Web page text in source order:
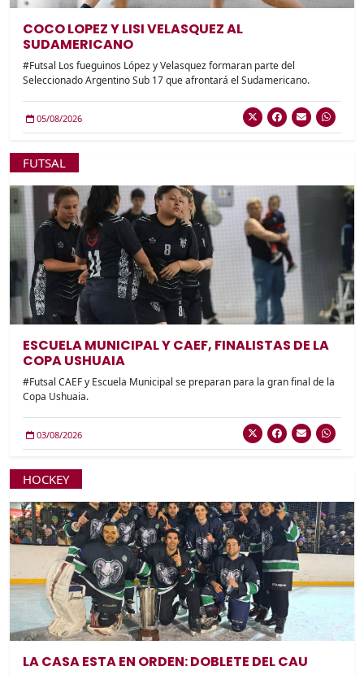
COCO LOPEZ Y LISI VELASQUEZ AL
SUDAMERICANO
#Futsal Los fueguinos López y Velasquez formaran parte del
Seleccionado Argentino Sub 17 que afrontará el Sudamericano.
05/08/2026
FUTSAL
ESCUELA MUNICIPAL Y CAEF, FINALISTAS DE LA
COPA USHUAIA
#Futsal CAEF y Escuela Municipal se preparan para la gran final de la
Copa Ushuaia.
03/08/2026
HOCKEY
LA CASA ESTA EN ORDEN: DOBLETE DEL CAU